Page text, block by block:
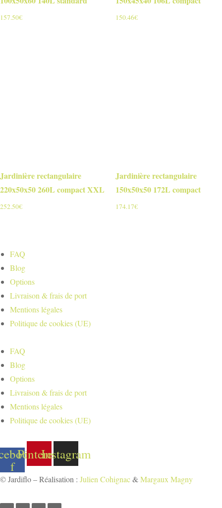
157.50€ 150.46€
Jardinière rectangulaire
220x50x50 260L compact XXL
252.50€
Jardinière rectangulaire
150x50x50 172L compact
174.17€
FAQ
Blog
Options
Livraison & frais de port
Mentions légales
Politique de cookies (UE)
FAQ
Blog
Options
Livraison & frais de port
Mentions légales
Politique de cookies (UE)
f
PinterestInstagram
© Jardiflo – Réalisation : Julien Cohignac&Margaux Magny